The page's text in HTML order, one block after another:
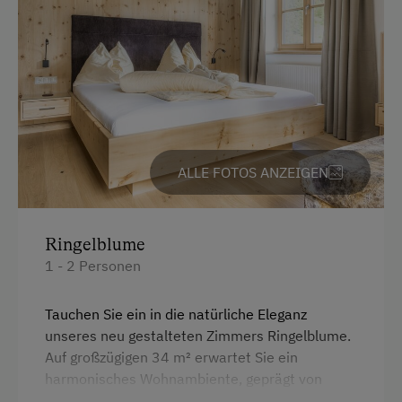
Sie die atemberaubende Berglandschaft in
vollen Zügen genießen können. Beginnen Sie
den Tag hier mit einem Frühstück in der
Morgensonne und lassen Sie den Blick über die
majestätische Natur schweifen. Zur weiteren
Ausstattung gehören ein Fernseher, Radio und
kostenloses WLAN, um stets verbunden zu
bleiben. Unsere Ferienwohnung ist ein
Nichtraucher-Apartment und zudem
behindertengerecht ausgestattet.
Ausstattung
Radio
Aussicht auf eine Berglandschaft
ALLE FOTOS ANZEIGEN
Ringelblume
1 - 2 Personen
Tauchen Sie ein in die natürliche Eleganz
unseres neu gestalteten Zimmers Ringelblume.
Auf großzügigen 34 m² erwartet Sie ein
harmonisches Wohnambiente, geprägt von